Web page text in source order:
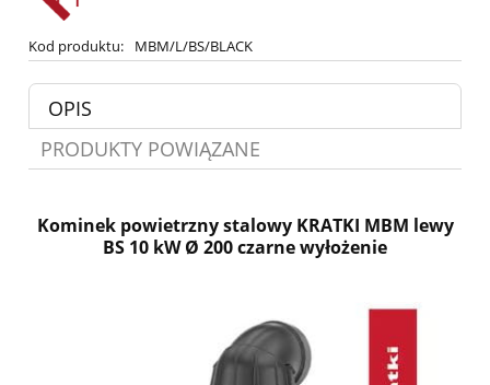
Kod produktu: MBM/L/BS/BLACK
OPIS
PRODUKTY POWIĄZANE
Kominek powietrzny stalowy KRATKI MBM lewy
BS 10 kW Ø 200 czarne wyłożenie